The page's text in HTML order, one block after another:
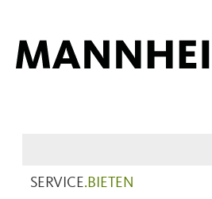
SERVICE.BIETEN